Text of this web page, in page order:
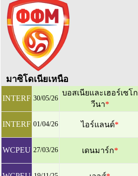
มาซิโดเนียเหนือ
INTERF 30/05/26
บอสเนียและเฮอร์เซโก
วีนา*
INTERF 01/04/26 ไอร์แลนด์*
WCPEU 27/03/26 เดนมาร์ก*